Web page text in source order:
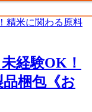
経験OK！
梱包《お